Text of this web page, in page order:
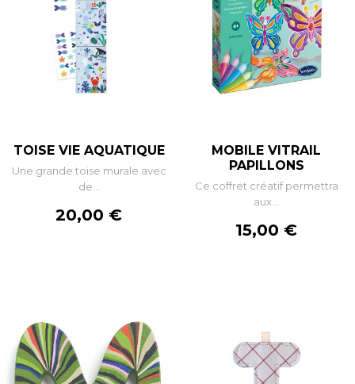
TOISE VIE AQUATIQUE
Une grande toise murale avec
de...
Prix
20,00 €
MOBILE VITRAIL
PAPILLONS
Ce coffret créatif permettra
aux...
Prix
15,00 €